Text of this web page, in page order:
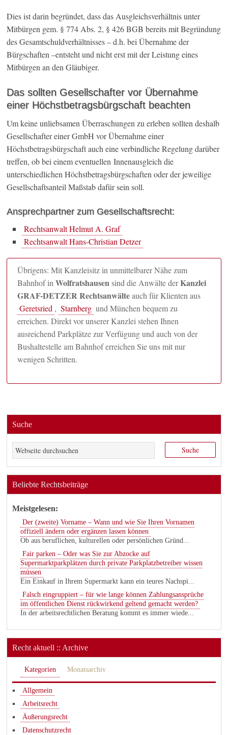
Dies ist darin begründet, dass das Ausgleichsverhältnis unter
Mitbürgen gem. § 774 Abs. 2, § 426 BGB bereits mit Begründung
des Gesamtschuldverhältnisses – d.h. bei Übernahme der
Bürgschaften –entsteht und nicht erst mit der Leistung eines
Mitbürgen an den Gläubiger.
Das sollten Gesellschafter vor Übernahme
einer Höchstbetragsbürgschaft beachten
Um keine unliebsamen Überraschungen zu erleben sollten deshalb
Gesellschafter einer GmbH vor Übernahme einer
Höchstbetragsbürgschaft auch eine verbindliche Regelung darüber
treffen, ob bei einem eventuellen Innenausgleich die
unterschiedlichen Höchstbetragsbürgschaften oder der jeweilige
Gesellschaftsanteil Maßstab dafür sein soll.
Ansprechpartner zum Gesellschaftsrecht:
Rechtsanwalt Helmut A. Graf
Rechtsanwalt Hans-Christian Detzer
Übrigens: Mit Kanzleisitz in unmittelbarer Nähe zum
Bahnhof inWolfratshausensind die Anwälte derKanzlei
GRAF-DETZER Rechtsanwälteauch für Klienten aus
Geretsried , Starnberg und München bequem zu
erreichen. Direkt vor unserer Kanzlei stehen Ihnen
ausreichend Parkplätze zur Verfügung und auch von der
Bushaltestelle am Bahnhof erreichen Sie uns mit nur
wenigen Schritten.
Suche
Beliebte Rechtsbeiträge
Meistgelesen:
Der (zweite) Vorname – Wann und wie Sie Ihren Vornamen
offiziell ändern oder ergänzen lassen können
Ob aus beruflichen, kulturellen oder persönlichen Gründ...
Fair parken – Oder was Sie zur Abzocke auf
Supermarktparkplätzen durch private Parkplatzbetreiber wissen
müssen
Ein Einkauf in Ihrem Supermarkt kann ein teures Nachspi...
Falsch eingruppiert – für wie lange können Zahlungsansprüche
im öffentlichen Dienst rückwirkend geltend gemacht werden?
In der arbeitsrechtlichen Beratung kommt es immer wiede...
Recht aktuell :: Archive
Kategorien Monatsarchiv
Allgemein
Arbeitsrecht
Äußerungsrecht
Datenschutzrecht